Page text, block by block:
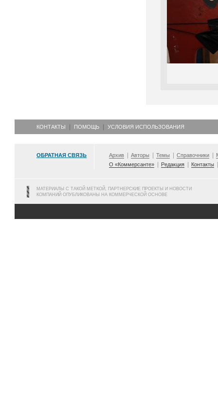
КОНТАКТЫ ПОМОЩЬ УСЛОВИЯ ИСПОЛЬЗОВАНИЯ
ОБРАТНАЯ СВЯЗЬ Архив Авторы Темы Справочники
О «Коммерсанте»
Редакция Контакты
МАТЕРИАЛЫ С ТАКОЙ МЕТКОЙ, ПАРТНЕРСКИЕ ПРОЕКТЫ И НОВОСТИ
КОМПАНИЙ ОПУБЛИКОВАНЫ НА КОММЕРЧЕСКОЙ ОСНОВЕ